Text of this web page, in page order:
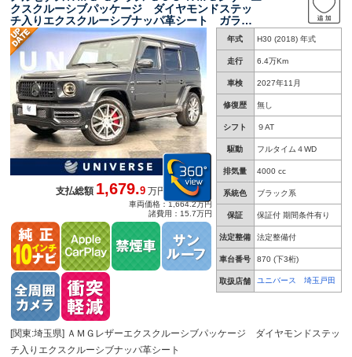
クスクルーシブパッケージ ダイヤモンドステッ
チ入りエクスクルーシブナッパ革シート ガラス
スライディングルーフ 前席シートベンチレータ
ー Ｂｕｒｍｅｓｔｅｒ ３６０度カメラシステ
ム
年式 H30 (2018) 年式
走行 6.4万Km
車検 2027年11月
修復歴 無し
シフト ９AT
駆動 フルタイム４WD
排気量 4000 cc
系統色 ブラック系
保証 保証付 期間条件有り
法定整備 法定整備付
車台番号 870 (下3桁)
取扱店舗 ユニバース 埼玉戸田
支払総額1,679.9 万円
車両価格：1,664.2万円
諸費用：15.7万円
[関東:埼玉県] ＡＭＧレザーエクスクルーシブパッケージ ダイヤモンドステッ
チ入りエクスクルーシブナッパ革シート